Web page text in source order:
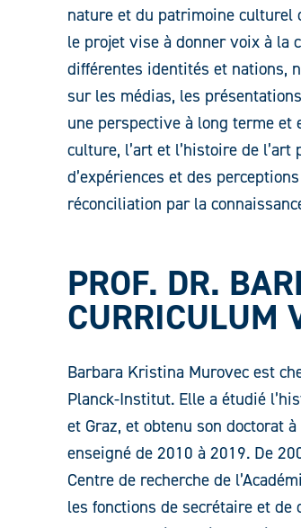
nature et du patrimoine culturel
le projet vise à donner voix à la
différentes identités et nations,
sur les médias, les
une perspective à long terme
culture, l’art et l’histoire de
d’expériences et des
réconciliation par la
PROF. DR.
CURRICULUM
Barbara Kristina Murovec est
Planck-Institut. Elle a étudié
et Graz, et obtenu son doctorat
enseigné de 2010 à 2019. De
Centre de recherche de
les fonctions de secrétaire et